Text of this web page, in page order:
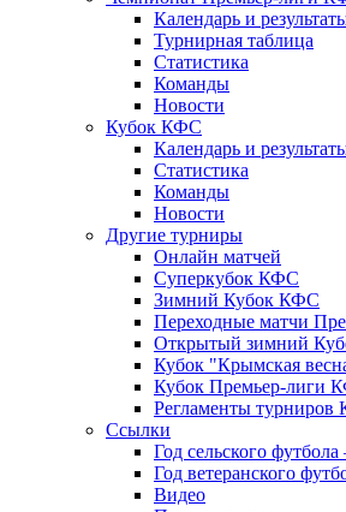
Календарь и
Турнирная таблица
Статистика
Команды
Новости
Кубок КФС
Календарь и
Статистика
Команды
Новости
Другие турниры
Онлайн матчей
Суперкубок КФС
Зимний Кубок КФС
Переходные матчи
Открытый зимний
Кубок "Крымская
Кубок Премьер-лиги
Регламенты
Ссылки
Год сельского футбола
Год ветеранского
Видео